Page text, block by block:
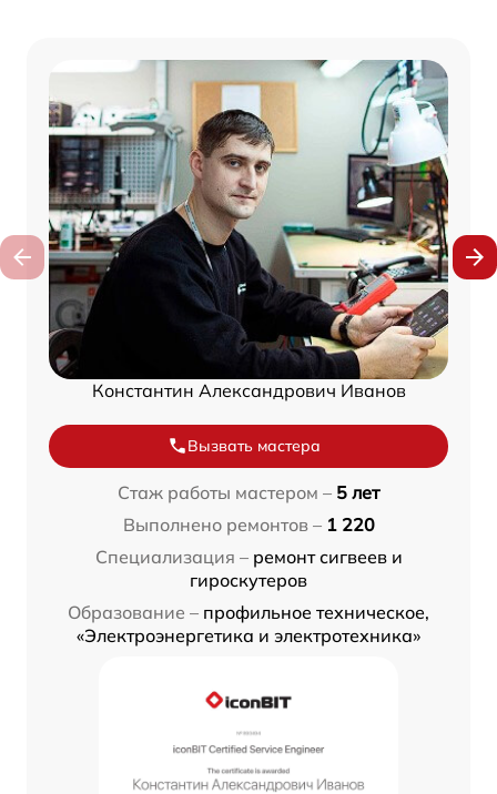
Константин Александрович Иванов
Вызвать мастера
Стаж работы мастером – 5 лет
Выполнено ремонтов – 1 220
Специализация – ремонт сигвеев и
гироскутеров
Образование – профильное техническое,
«Электроэнергетика и электротехника»